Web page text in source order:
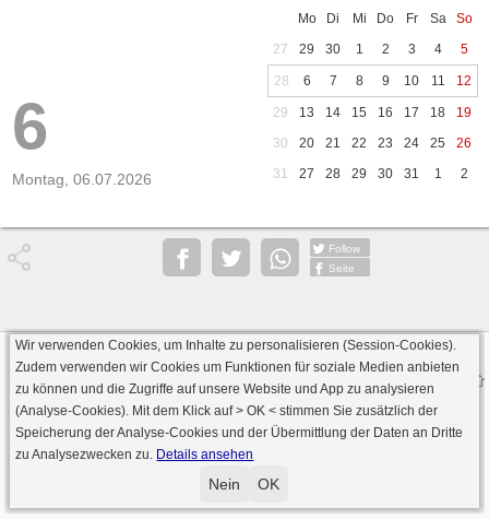
6
Montag, 06.07.2026
Mo
Di Mi Do Fr Sa
So
27
29 30 1 2 3 4 5
28 6 7 8 9 10 11 12
29 13 14 15 16 17 18
19
30
20 21 22 23 24 25
26
31
27 28 29 30 31 1 2
Follow
Seite
Datenschutz AGB
Impressum
· Serverversion: 2026 6.241 · registrierte Spieler: 501.031 ·
Online Skat Server: 142 (private Server:136)
Wir verwenden Cookies, um Inhalte zu personalisieren (Session-Cookies).
Zudem verwenden wir Cookies um Funktionen für soziale Medien anbieten
zu können und die Zugriffe auf unsere Website und App zu analysieren
(Analyse-Cookies). Mit dem Klick auf> OK < stimmen Sie zusätzlich der
Speicherung der Analyse-Cookies und der Übermittlung der Daten an Dritte
zu Analysezwecken zu. Details ansehen
Nein OK